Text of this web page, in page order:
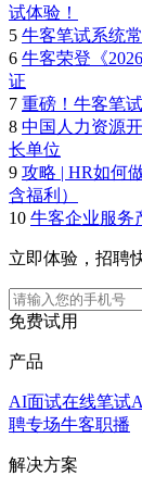
试体验！
5 牛客笔试系统
6 牛客荣登《
证
7 重磅！牛客笔
8 中国人力资源
长单位
9 攻略 | HR如何
含福利）
10 牛客企业服务
立即体验，招聘
免费试用
产品
AI面试在线笔试
聘专场牛客职播
解决方案